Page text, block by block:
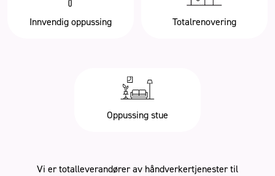
Innvendig oppussing Totalrenovering
Oppussing stue
Vi er totalleverandører av håndverkertjenester til